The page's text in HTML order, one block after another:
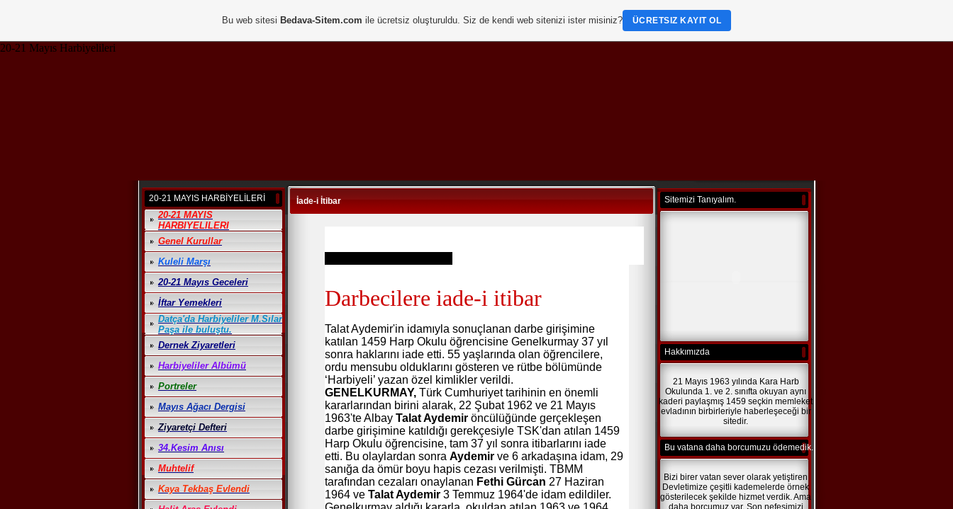
20-21 Mayıs Harbiyelileri
20-21 MAYIS HARBİYELİLERİ
20-21 MAYIS
HARBIYELILERI
Genel Kurullar
Kuleli Marşı
20-21 Mayıs Geceleri
İftar Yemekleri
Datça'da Harbiyeliler M.Sılar
Paşa ile buluştu.
Dernek Ziyaretleri
Harbiyeliler Albümü
Portreler
Mayıs Ağacı Dergisi
Ziyaretçi Defteri
34.Kesim Anısı
Muhtelif
Kaya Tekbaş Evlendi
İade-i İtibar
Darbecilere iade-i itibar
Talat Aydemir'in idamıyla sonuçlanan darbe girişimine
katılan 1459 Harp Okulu öğrencisine Genelkurmay 37 yıl
sonra haklarını iade etti. 55 yaşlarında olan öğrencilere,
ordu mensubu olduklarını gösteren ve rütbe bölümünde
‘Harbiyeli’ yazan özel kimlikler verildi.
GENELKURMAY, Türk Cumhuriyet tarihinin en önemli
kararlarından birini alarak, 22 Şubat 1962 ve 21 Mayıs
1963'te Albay Talat Aydemir öncülüğünde gerçekleşen
darbe girişimine katıldığı gerekçesiyle TSK'dan atılan 1459
Harp Okulu öğrencisine, tam 37 yıl sonra itibarlarını iade
etti. Bu olaylardan sonra Aydemir ve 6 arkadaşına idam, 29
sanığa da ömür boyu hapis cezası verilmişti. TBMM
tarafından cezaları onaylanan Fethi Gürcan 27 Haziran
1964 ve Talat Aydemir 3 Temmuz 1964'de idam edildiler.
Sitemizi Tanıyalım.
Hakkımızda
21 Mayıs 1963 yılında Kara Harb
Okulunda 1. ve 2. sınıfta okuyan aynı
kaderi paylaşmış 1459 seçkin memleket
evladının birbirleriyle haberleşeceği bir
sitedir.
Bu vatana daha borcumuzu ödemedik.
Bizi birer vatan sever olarak yetiştiren
Devletimize çeşitli kademelerde örnek
gösterilecek şekilde hizmet verdik. Ama
daha borcumuz var. Son nefesimizi
Bu web sitesi Bedava-Sitem.com ile ücretsiz oluşturuldu. Siz de kendi web sitenizi ister misiniz? ÜCRETSIZ KAYIT OL